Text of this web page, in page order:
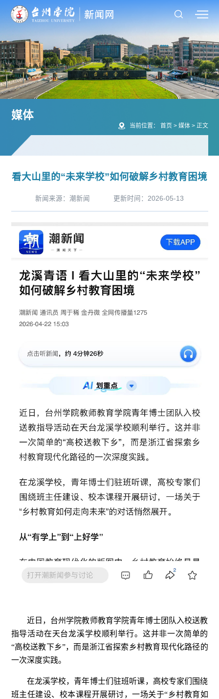
媒体
当前位置： 首页> 媒体> 正文
看大山里的“未来学校”如何破解乡村教育困境
新闻来源：潮新闻 更新时间：2026-05-13
近日，台州学院教师教育学院青年博士团队入校送教
指导活动在天台龙溪学校顺利举行。这并非一次简单的
“高校送教下乡”，而是浙江省探索乡村教育现代化路径的
一次深度实践。
在龙溪学校，青年博士们驻班听课，高校专家们围绕
班主任建设、校本课程开展研讨，一场关于“乡村教育如